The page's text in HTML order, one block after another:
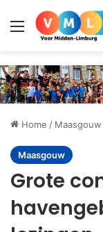
Menu
Home / Maasgouw
Maasgouw
Grote